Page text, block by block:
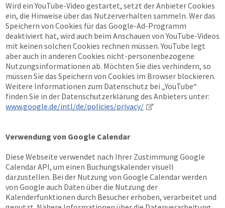
Wird ein YouTube-Video gestartet, setzt der Anbieter Cookies
ein, die Hinweise über das Nutzerverhalten sammeln. Wer das
Speichern von Cookies für das Google-Ad-Programm
deaktiviert hat, wird auch beim Anschauen von YouTube-Videos
mit keinen solchen Cookies rechnen müssen. YouTube legt
aber auch in anderen Cookies nicht-personenbezogene
Nutzungsinformationen ab. Möchten Sie dies verhindern, so
müssen Sie das Speichern von Cookies im Browser blockieren.
Weitere Informationen zum Datenschutz bei „YouTube“
finden Sie in der Datenschutzerklärung des Anbieters unter:
www.google.de/intl/de/policies/privacy/
Verwendung von Google Calendar
Diese Webseite verwendet nach Ihrer Zustimmung Google
Calendar API, um einen Buchungskalender visuell
darzustellen. Bei der Nutzung von Google Calendar werden
von Google auch Daten über die Nutzung der
Kalenderfunktionen durch Besucher erhoben, verarbeitet und